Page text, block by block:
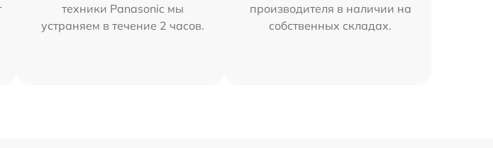
техники Panasonic мы
устраняем в течение 2 часов.
производителя в наличии на
собственных складах.